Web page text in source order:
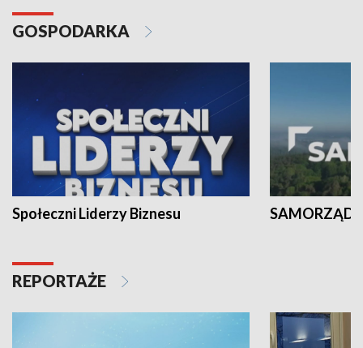
GOSPODARKA
Społeczni Liderzy Biznesu SAMORZĄD
REPORTAŻE